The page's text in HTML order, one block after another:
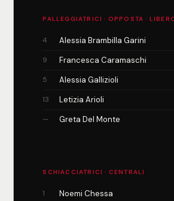
PALLEGGIATRICI · OPPOSTA ·
4 Alessia Brambilla Garini
9 Francesca Caramaschi
5 Alessia Gallizioli
13 Letizia Arioli
— Greta Del Monte
SCHIACCIATRICI · CENTRALI
1 Noemi Chessa